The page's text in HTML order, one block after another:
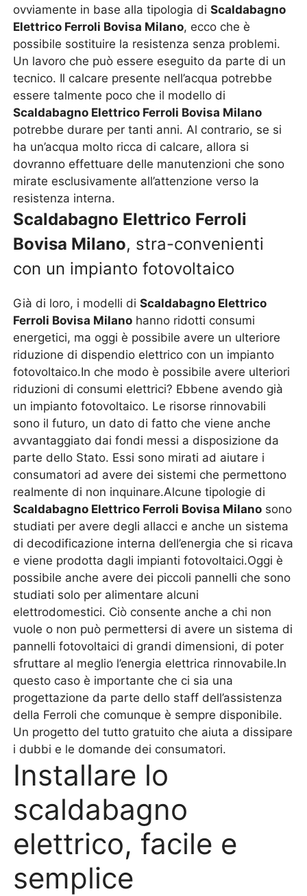
ovviamente in base alla tipologia diScaldabagno
Elettrico Ferroli Bovisa Milano, ecco che è
possibile sostituire la resistenza senza problemi.
Un lavoro che può essere eseguito da parte di un
tecnico. Il calcare presente nell’acqua potrebbe
essere talmente poco che il modello di
Scaldabagno Elettrico Ferroli Bovisa Milano
potrebbe durare per tanti anni. Al contrario, se si
ha un’acqua molto ricca di calcare, allora si
dovranno effettuare delle manutenzioni che sono
mirate esclusivamente all’attenzione verso la
resistenza interna.
Scaldabagno Elettrico Ferroli
Bovisa Milano, stra-convenienti
con un impianto fotovoltaico
Già di loro, i modelli diScaldabagno Elettrico
Ferroli Bovisa Milano hanno ridotti consumi
energetici, ma oggi è possibile avere un ulteriore
riduzione di dispendio elettrico con un impianto
fotovoltaico.In che modo è possibile avere ulteriori
riduzioni di consumi elettrici? Ebbene avendo già
un impianto fotovoltaico. Le risorse rinnovabili
sono il futuro, un dato di fatto che viene anche
avvantaggiato dai fondi messi a disposizione da
parte dello Stato. Essi sono mirati ad aiutare i
consumatori ad avere dei sistemi che permettono
realmente di non inquinare.Alcune tipologie di
Scaldabagno Elettrico Ferroli Bovisa Milano sono
studiati per avere degli allacci e anche un sistema
di decodificazione interna dell’energia che si ricava
e viene prodotta dagli impianti fotovoltaici.Oggi è
possibile anche avere dei piccoli pannelli che sono
studiati solo per alimentare alcuni
elettrodomestici. Ciò consente anche a chi non
vuole o non può permettersi di avere un sistema di
pannelli fotovoltaici di grandi dimensioni, di poter
sfruttare al meglio l’energia elettrica rinnovabile.In
questo caso è importante che ci sia una
progettazione da parte dello staff dell’assistenza
della Ferroli che comunque è sempre disponibile.
Un progetto del tutto gratuito che aiuta a dissipare
i dubbi e le domande dei consumatori.
Installare lo
scaldabagno
elettrico, facile e
semplice